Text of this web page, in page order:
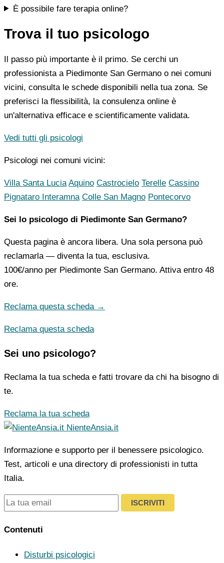
È possibile fare terapia online?
Trova il tuo psicologo
Il passo più importante è il primo. Se cerchi un
professionista a Piedimonte San Germano o nei comuni
vicini, consulta le schede disponibili nella tua zona. Se
preferisci la flessibilità, la consulenza online è
un'alternativa efficace e scientificamente validata.
Vedi tutti gli psicologi
Psicologi nei comuni vicini:
Villa Santa Lucia Aquino Castrocielo Terelle Cassino
Pignataro Interamna Colle San Magno Pontecorvo
Sei lo psicologo di Piedimonte San Germano?
Questa pagina è ancora libera. Una sola persona può
reclamarla — diventa la tua, esclusiva.
100€/anno per Piedimonte San Germano. Attiva entro 48
ore.
Reclama questa scheda →
Reclama questa scheda
Sei uno psicologo?
Reclama la tua scheda e fatti trovare da chi ha bisogno di
te.
Reclama la tua scheda
NienteAnsia.it
Informazione e supporto per il benessere psicologico.
Test, articoli e una directory di professionisti in tutta
Italia.
ISCRIVITI
Contenuti
Disturbi psicologici